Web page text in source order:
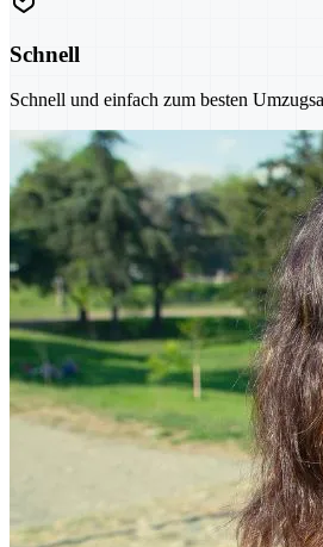
Schnell
Schnell und einfach zum besten